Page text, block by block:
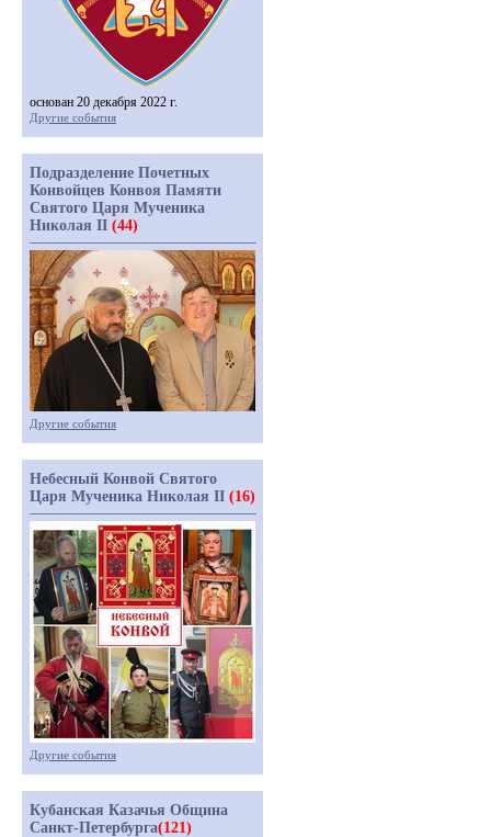
основан 20 декабря 2022 г.
Другие события
Подразделение Почетных
Конвойцев Конвоя Памяти
Святого Царя Мученика
Николая II (44)
Другие события
Небесный Конвой Святого
Царя Мученика Николая II (16)
Другие события
Кубанская Казачья Община
Санкт-Петербурга(121)